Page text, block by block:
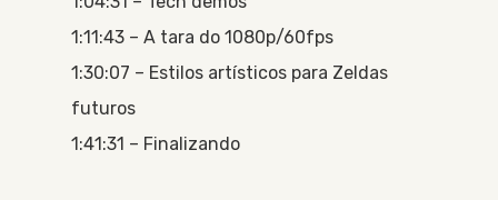
1:11:43 – A tara do 1080p/60fps
1:30:07 – Estilos artísticos para Zeldas
futuros
1:41:31 – Finalizando